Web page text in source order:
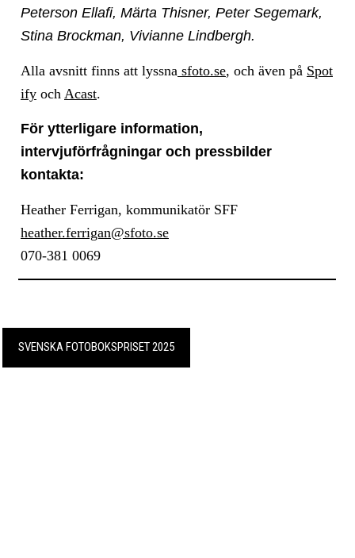
Peterson Ellafi, Märta Thisner, Peter Segemark,
Stina Brockman, Vivianne Lindbergh.
Alla avsnitt finns att lyssna sfoto.se, och även på Spot
ify och Acast.
För ytterligare information,
intervjuförfrågningar och pressbilder
kontakta:
Heather Ferrigan, kommunikatör SFF
heather.ferrigan@sfoto.se
070-381 0069
SVENSKA FOTOBOKSPRISET 2025